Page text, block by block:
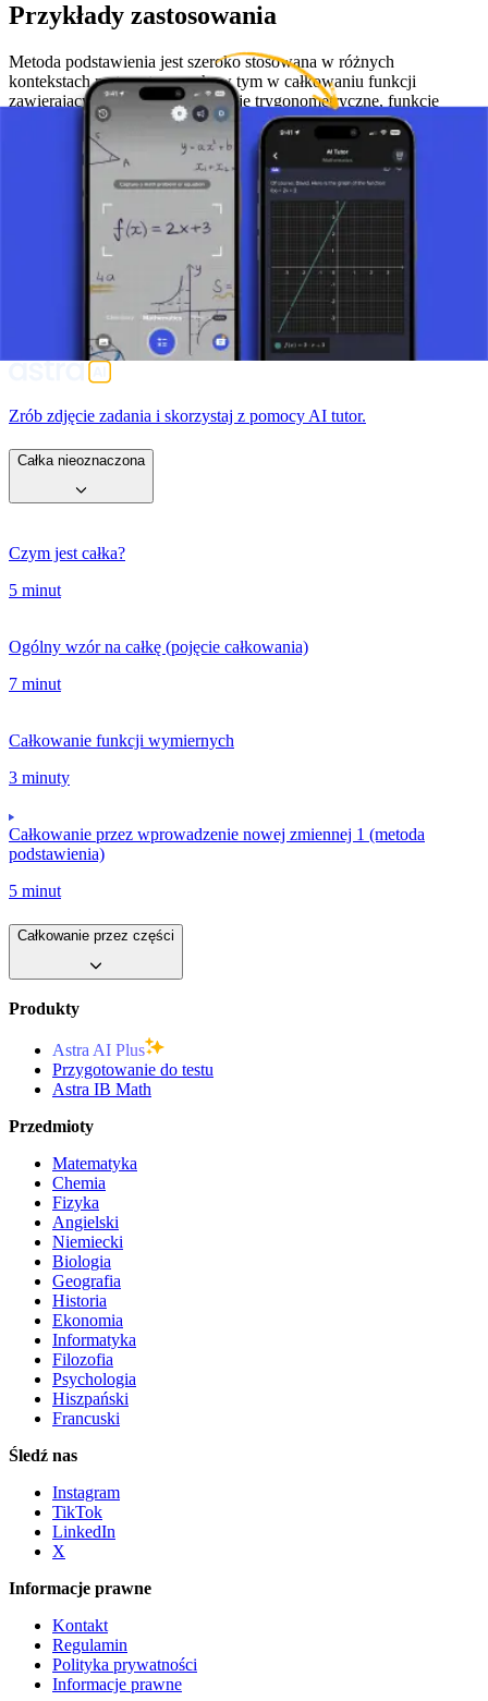
Przykłady zastosowania
Metoda podstawienia jest szeroko stosowana w różnych
kontekstach matematycznych, w tym w całkowaniu funkcji
zawierających wielomiany, funkcje trygonometryczne, funkcje
wykładnicze i wiele innych.
Podsumowanie
Całkowanie przez wprowadzenie nowej zmiennej (metoda
podstawienia) to potężne narzędzie w rachunku całkowym. Pozwala
nam rozwiązywać szeroki zakres całek, które byłyby trudne do
rozwiązania bez tej metody. Klucz do pomyślnego użycia tej
metody leży w umiejętności wyboru odpowiedniego podstawienia,
które upraszcza problem do takiego stopnia, że całkowanie staje się
Zrób zdjęcie zadania i skorzystaj z pomocy AI tutor.
Całka nieoznaczona
Czym jest całka?
5 minut
Ogólny wzór na całkę (pojęcie całkowania)
7 minut
Całkowanie funkcji wymiernych
3 minuty
Całkowanie przez wprowadzenie nowej zmiennej 1 (metoda
podstawienia)
5 minut
Całkowanie przez części
Produkty
Astra AI Plus
Przygotowanie do testu
Astra IB Math
Przedmioty
Matematyka
Chemia
Fizyka
Angielski
Niemiecki
Biologia
Geografia
Historia
Ekonomia
Informatyka
Filozofia
Psychologia
Hiszpański
Francuski
Śledź nas
Instagram
TikTok
LinkedIn
X
Informacje prawne
Kontakt
Regulamin
Polityka prywatności
Informacje prawne